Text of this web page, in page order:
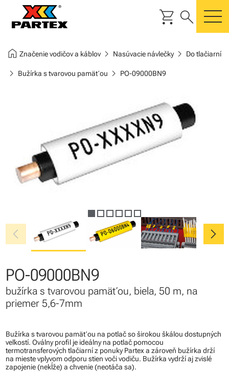
shopping_cart search
home Značenie vodičov a káblovchevron_right Nasúvacie návlečkychevron_right Do tlačiarní
chevron_right Bužírka s tvarovou pamäťou chevron_right PO-09000BN9
chevron_left chevron_right
PO-09000BN9
bužírka s tvarovou pamäťou, biela, 50 m, na
priemer 5,6-7mm
Bužírka s tvarovou pamäťou na potlač so širokou škálou dostupných
veľkostí. Oválny profil je ideálny na potlač pomocou
termotransferových tlačiarní z ponuky Partex a zároveň bužírka drží
na mieste vplyvom odporu stien voči vodiču. Bužírka vydrží aj zvislé
zapojenie (nekĺže) a chvenie (neotáča sa).